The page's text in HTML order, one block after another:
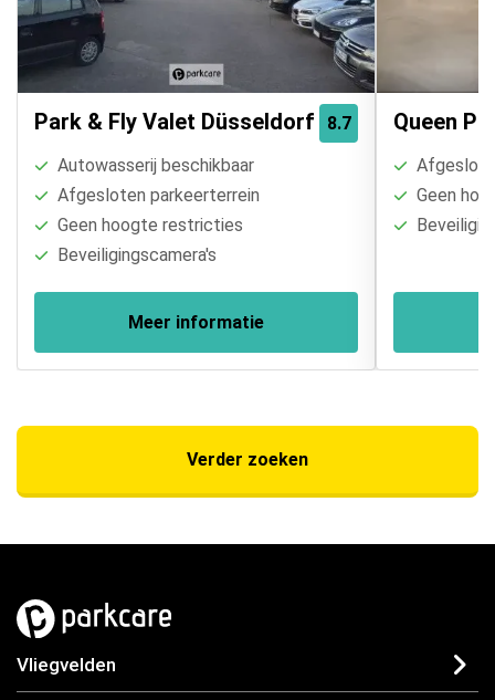
8.7
Park & Fly Valet Düsseldorf
Autowasserij beschikbaar
Afgesloten parkeerterrein
Geen hoogte restricties
Beveiligingscamera's
Meer informatie
Queen
Geen
Verder zoeken
Vliegvelden